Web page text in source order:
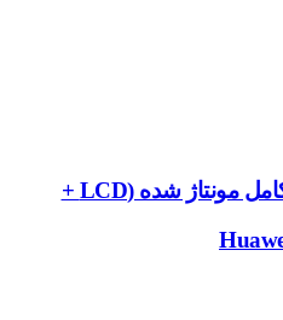
راهنمای تعویض ال سی دی کامل مونتاژ شده (LCD +